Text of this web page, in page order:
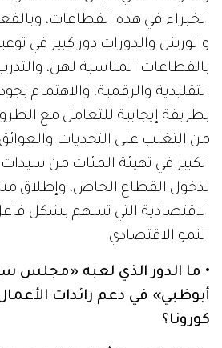
الخبراء في هذه القطاعات،
والورش والدورات دور كبير في
بالقطاعات المناسبة لهن،
التقليدية والرقمية، والاهتمام
بطريقة إيجابية للتعامل مع
من التغلب على التحديات
الكبير في تهيئة المئات من سيدات
لدخول القطاع الخاص، وإطلاق
الاقتصادية التي تسهم بشكل
النمو الاقتصادي.
• ما الدور الذي لعبه «مجلس
أبوظبي» في دعم رائدات
كورونا؟